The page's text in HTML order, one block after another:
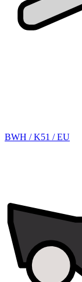
BWH / K51 / EU